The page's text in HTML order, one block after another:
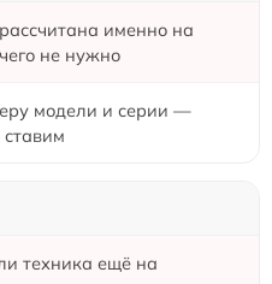
именно на
не нужно
модели и серии —
техника ещё на